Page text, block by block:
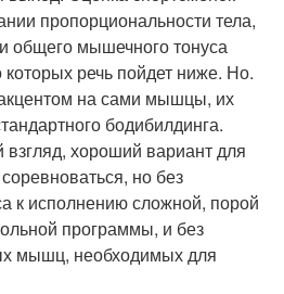
пропорциональности тела,
общего мышечного тонуса
речь пойдет ниже. Но.
на сами мышцы, их
бодибилдинга.
хороший вариант для
но без
к исполнению сложной, порой
программы, и без
мышц, необходимых для